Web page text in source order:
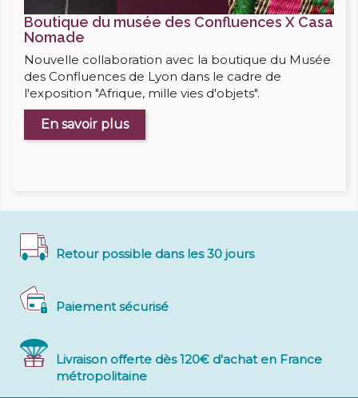
Boutique du musée des Confluences X Casa
Nomade
Nouvelle collaboration avec la boutique du Musée
des Confluences de Lyon dans le cadre de
l'exposition "Afrique, mille vies d'objets".
En savoir plus
Retour possible dans les 30 jours
Paiement sécurisé
Livraison offerte dès 120€ d'achat en France
métropolitaine